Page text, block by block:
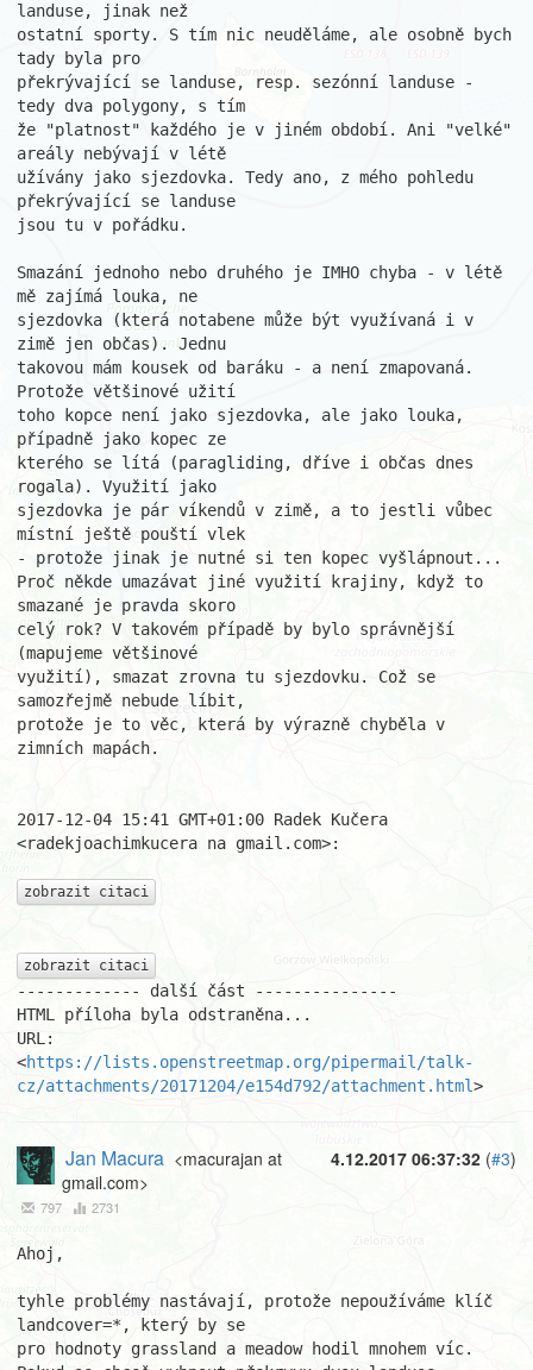
landuse, jinak než
ostatní sporty. S tím nic neuděláme, ale osobně bych
tady byla pro
překrývající se landuse, resp. sezónní landuse -
tedy dva polygony, s tím
že "platnost" každého je v jiném období. Ani "velké"
areály nebývají v létě
užívány jako sjezdovka. Tedy ano, z mého pohledu
překrývající se landuse
jsou tu v pořádku.
Smazání jednoho nebo druhého je IMHO chyba - v létě
mě zajímá louka, ne
sjezdovka (která notabene může být využívaná i v
zimě jen občas). Jednu
takovou mám kousek od baráku - a není zmapovaná.
Protože většinové užití
toho kopce není jako sjezdovka, ale jako louka,
případně jako kopec ze
kterého se lítá (paragliding, dříve i občas dnes
rogala). Využití jako
sjezdovka je pár víkendů v zimě, a to jestli vůbec
místní ještě pouští vlek
- protože jinak je nutné si ten kopec vyšlápnout...
Proč někde umazávat jiné využití krajiny, když to
smazané je pravda skoro
celý rok? V takovém případě by bylo správnější
(mapujeme většinové
využití), smazat zrovna tu sjezdovku. Což se
samozřejmě nebude líbit,
protože je to věc, která by výrazně chyběla v
zimních mapách.
2017-12-04 15:41 GMT+01:00 Radek Kučera
<radekjoachimkucera na gmail.com>:
zobrazit citaci
zobrazit citaci
------------- další část ---------------
HTML příloha byla odstraněna...
URL:
<https://lists.openstreetmap.org/pipermail/talk-
cz/attachments/20171204/e154d792/attachment.html>
4.12.2017 06:37:32 (#3)
Jan Macura <macurajan at
gmail.com>
797 2731
Ahoj,
tyhle problémy nastávají, protože nepoužíváme klíč
landcover=*, který by se
pro hodnoty grassland a meadow hodil mnohem víc.